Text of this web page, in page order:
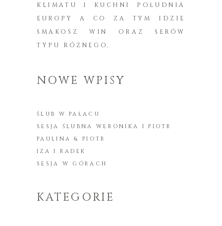
KLIMATU I KUCHNI POŁUDNIA
EUROPY A CO ZA TYM IDZIE
SMAKOSZ WIN ORAZ SERÓW
TYPU RÓŻNEGO.
NOWE WPISY
ŚLUB W PAŁACU
SESJA ŚLUBNA WERONIKA I PIOTR
PAULINA & PIOTR
IZA I RADEK
SESJA W GÓRACH
KATEGORIE